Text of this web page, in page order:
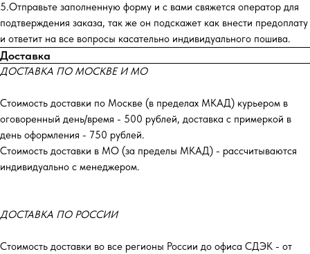
5.Отправьте заполненную форму и с вами свяжется оператор для
подтверждения заказа, так же он подскажет как внести предоплату
и ответит на все вопросы касательно индивидуального пошива.
Доставка
ДОСТАВКА ПО МОСКВЕ И МО
Стоимость доставки по Москве (в пределах МКАД) курьером в
оговоренный день/время - 500 рублей, доставка с примеркой в
день оформления - 750 рублей.
Стоимость доставки в МО (за пределы МКАД) - рассчитываются
индивидуально с менеджером.
ДОСТАВКА ПО РОССИИ
Стоимость доставки во все регионы России до офиса СДЭК - от